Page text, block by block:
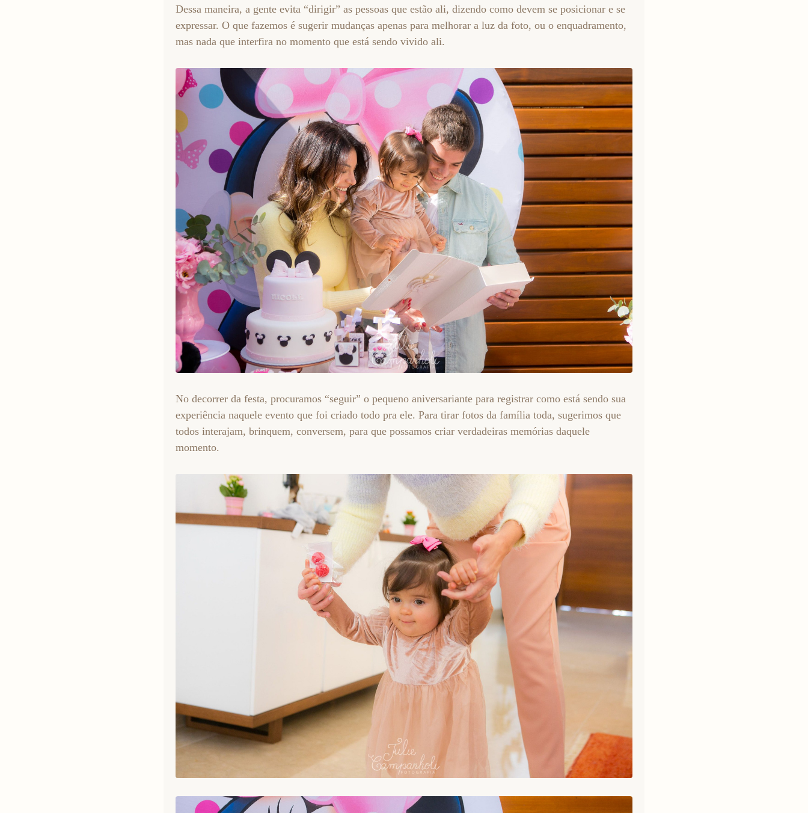
Dessa maneira, a gente evita “dirigir” as pessoas que estão ali, dizendo como devem se posicionar e se
expressar. O que fazemos é sugerir mudanças apenas para melhorar a luz da foto, ou o enquadramento,
mas nada que interfira no momento que está sendo vivido ali.
No decorrer da festa, procuramos “seguir” o pequeno aniversariante para registrar como está sendo sua
experiência naquele evento que foi criado todo pra ele. Para tirar fotos da família toda, sugerimos que
todos interajam, brinquem, conversem, para que possamos criar verdadeiras memórias daquele
momento.